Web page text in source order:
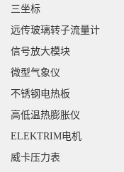
三坐标
远传玻璃转子流量计
信号放大模块
微型气象仪
不锈钢电热板
高低温热膨胀仪
ELEKTRIM电机
威卡压力表